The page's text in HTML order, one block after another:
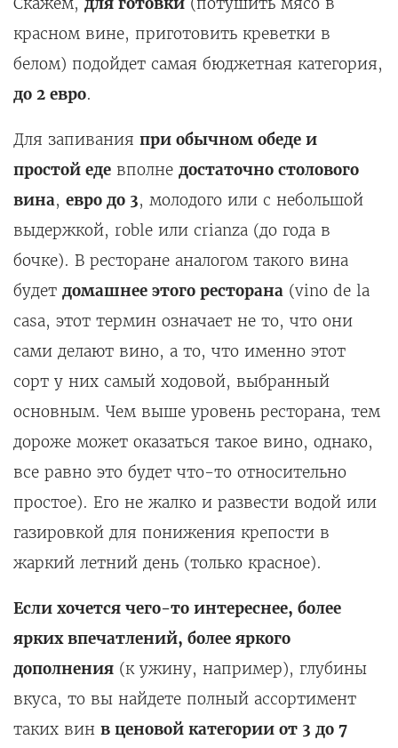
красном вине, приготовить креветки в
белом) подойдет самая бюджетная категория,
до 2 евро.
Для запивания при обычном обеде и
простой еде вполне достаточно столового
вина, евро до 3, молодого или с небольшой
выдержкой, roble или crianza (до года в
бочке). В ресторане аналогом такого вина
будет домашнее этого ресторана (vino de la
casa, этот термин означает не то, что они
сами делают вино, а то, что именно этот
сорт у них самый ходовой, выбранный
основным. Чем выше уровень ресторана, тем
дороже может оказаться такое вино, однако,
все равно это будет что-то относительно
простое). Его не жалко и развести водой или
газировкой для понижения крепости в
жаркий летний день (только красное).
Если хочется чего-то интереснее, более
ярких впечатлений, более яркого
дополнения (к ужину, например), глубины
вкуса, то вы найдете полный ассортимент
таких вин в ценовой категории от 3 до 7